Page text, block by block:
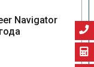
Navigator